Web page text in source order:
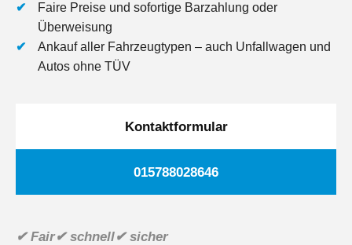
Faire Preise und sofortige Barzahlung oder
Überweisung
Ankauf aller Fahrzeugtypen – auch Unfallwagen und
Autos ohne TÜV
Kontaktformular
015788028646
✔ Fair✔ schnell✔ sicher